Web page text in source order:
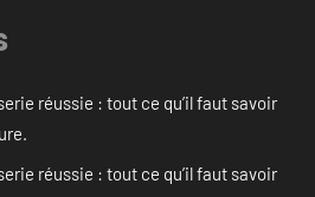
réussie : tout ce qu’il faut savoir
réussie : tout ce qu’il faut savoir